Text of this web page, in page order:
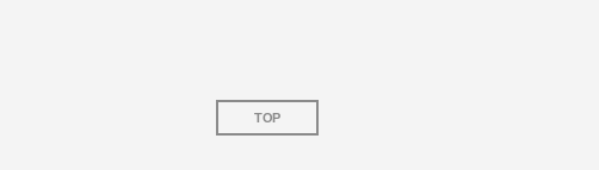
TOP